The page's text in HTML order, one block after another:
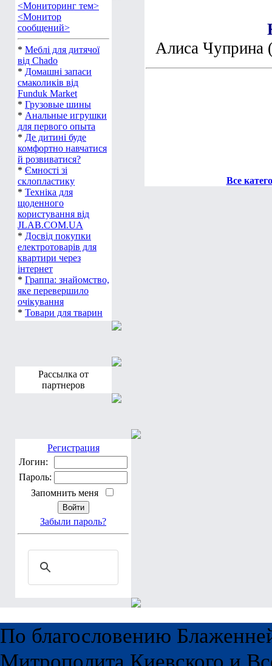
<Мониторинг тем>
<Монитор
сообщений>
* Меблі для дитячої
від Chado
* Домашні запаси
смаколиків від
Funduk Market
* Грузовые шины
* Анальные игрушки
для первого опыта
* Де дитині буде
комфортно навчатися
й розвиватися?
* Ємності зі
склопластику
* Техніка для
щоденного
користування від
JLAB.COM.UA
* Досвід покупки
електротоварів для
квартири через
інтернет
* Граппа: знайомство,
яке перевершило
очікування
* Товари для тварин
Рассылка от
партнеров
Регистрация
Логин:
Пароль:
Запомнить меня
Забыли пароль?
Алиса Чуприна
Все
По благословению
Митрополита Киевского и